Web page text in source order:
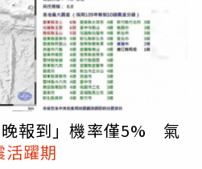
報到」機率僅5% 氣
活躍期